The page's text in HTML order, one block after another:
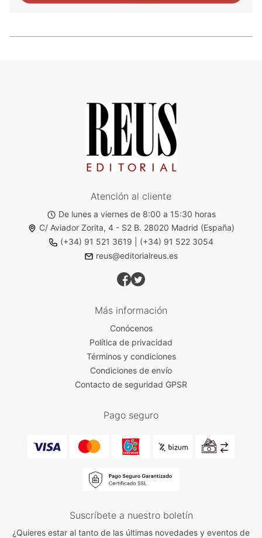
Atención al cliente
De lunes a viernes de 8:00 a 15:30 horas
C/ Aviador Zorita, 4 - S2 B. 28020 Madrid (España)
(+34) 91 521 3619
(+34) 91 522 3054
reus@editorialreus.es
Más información
Conócenos
Política de privacidad
Términos y condiciones
Condiciones de envío
Contacto de seguridad GPSR
Pago seguro
Suscríbete a nuestro boletín
¿Quieres estar al tanto de las últimas novedades y eventos de